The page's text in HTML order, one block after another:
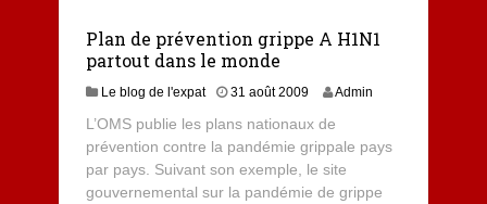
Plan de prévention grippe A H1N1
partout dans le monde
Le blog de l'expat 31 août 2009 Admin
L’OMS publie les plans nationaux de
prévention contre la pandémie grippale pays
par pays. Suivant son exemple, le site
gouvernemental sur la pandémie de grippe